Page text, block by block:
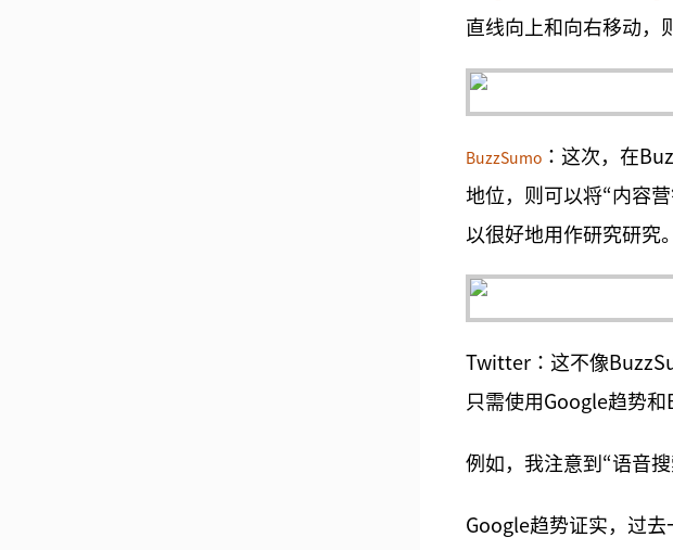
直线向上和向右移动，
BuzzSumo ：这次，在
地位，则可以将“内容
以很好地用作研究研究。
Twitter：这不像
只需使用Google趋势
例如，我注意到“语音
Google趋势证实，过去